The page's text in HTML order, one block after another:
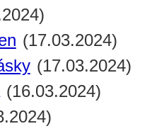
(17.03.2024)
(17.03.2024)
(16.03.2024)